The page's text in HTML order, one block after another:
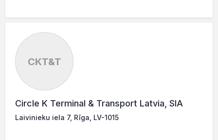
CKT&T
Circle K Terminal & Transport Latvia, SIA
Laivinieku iela 7, Rīga, LV-1015